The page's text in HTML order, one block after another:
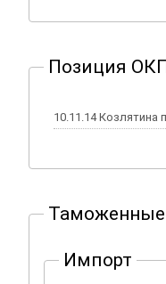
Позиция
10.11.14
Импорт